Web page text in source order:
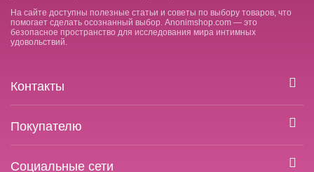
На сайте доступны полезные статьи и советы по выбору товаров, что
помогает сделать осознанный выбор. Anonimshop.com — это
безопасное пространство для исследования мира интимных
удовольствий.
Контакты
Покупателю
Социальные сети